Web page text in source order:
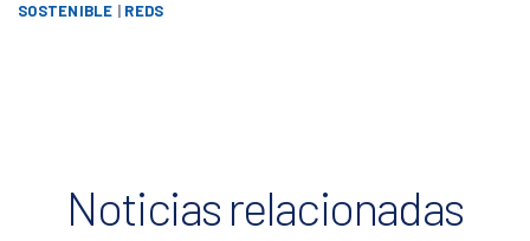
SOSTENIBLE | REDS
Noticias relacionadas